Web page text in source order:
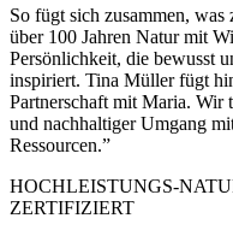
So fügt sich zusammen,
über 100 Jahren Natur mit
Persönlichkeit, die bewusst
inspiriert. Tina Müller fügt
Partnerschaft mit Maria. Wir
und nachhaltiger Umgang
Ressourcen.”
HOCHLEISTUNGS-
ZERTIFIZIERT